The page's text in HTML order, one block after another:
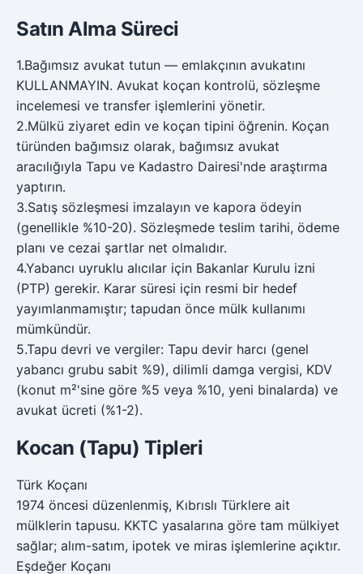
Satın Alma Süreci
1.Bağımsız avukat tutun — emlakçının avukatını
KULLANMAYIN. Avukat koçan kontrolü, sözleşme
incelemesi ve transfer işlemlerini yönetir.
2.Mülkü ziyaret edin ve koçan tipini öğrenin. Koçan
türünden bağımsız olarak, bağımsız avukat
aracılığıyla Tapu ve Kadastro Dairesi'nde araştırma
yaptırın.
3.Satış sözleşmesi imzalayın ve kapora ödeyin
(genellikle %10-20). Sözleşmede teslim tarihi, ödeme
planı ve cezai şartlar net olmalıdır.
4.Yabancı uyruklu alıcılar için Bakanlar Kurulu izni
(PTP) gerekir. Karar süresi için resmi bir hedef
yayımlanmamıştır; tapudan önce mülk kullanımı
mümkündür.
5.Tapu devri ve vergiler: Tapu devir harcı (genel
yabancı grubu sabit %9), dilimli damga vergisi, KDV
(konut m²'sine göre %5 veya %10, yeni binalarda) ve
avukat ücreti (%1-2).
Kocan (Tapu) Tipleri
Türk Koçanı
1974 öncesi düzenlenmiş, Kıbrıslı Türklere ait
mülklerin tapusu. KKTC yasalarına göre tam mülkiyet
sağlar; alım-satım, ipotek ve miras işlemlerine açıktır.
Eşdeğer Koçanı